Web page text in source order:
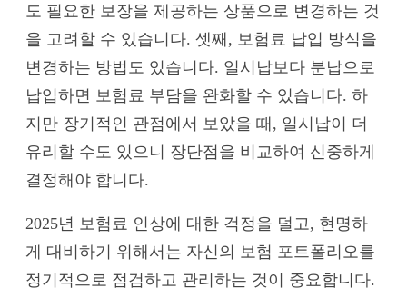
도 필요한 보장을 제공하는 상품으로 변경하는 것
을 고려할 수 있습니다. 셋째, 보험료 납입 방식을
변경하는 방법도 있습니다. 일시납보다 분납으로
납입하면 보험료 부담을 완화할 수 있습니다. 하
지만 장기적인 관점에서 보았을 때, 일시납이 더
유리할 수도 있으니 장단점을 비교하여 신중하게
결정해야 합니다.
2025년 보험료 인상에 대한 걱정을 덜고, 현명하
게 대비하기 위해서는 자신의 보험 포트폴리오를
정기적으로 점검하고 관리하는 것이 중요합니다.